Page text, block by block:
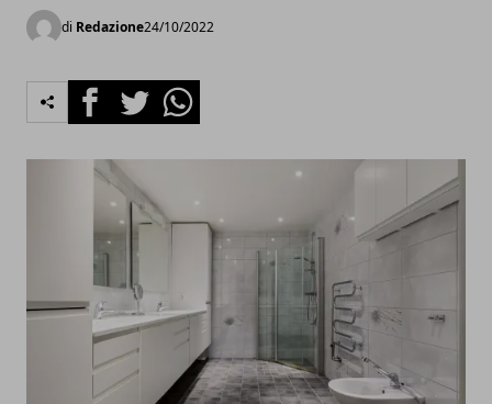
di Redazione24/10/2022
FacebookTwitterWhatsapp